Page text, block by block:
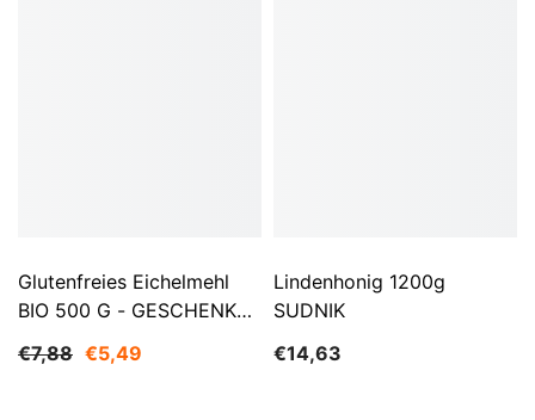
Glutenfreies Eichelmehl
BIO 500 G - GESCHENKE
€7,88 €5,49
Lindenhonig 1200g
SUDNIK
€14,63